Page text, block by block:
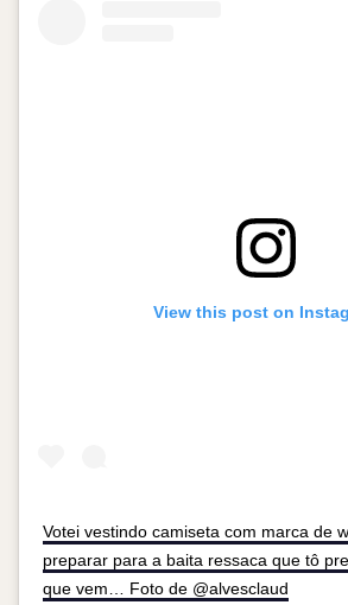
View this post on
Votei vestindo camiseta com marca de
preparar para a baita ressaca que tô
que vem… Foto de @alvesclaud